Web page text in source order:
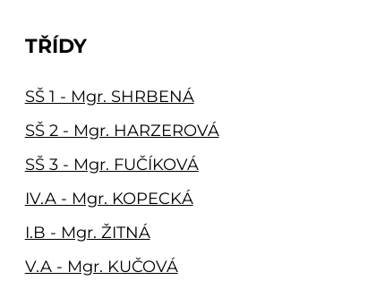
TŘÍDY
SŠ 1 - Mgr. SHRBENÁ
SŠ 2 - Mgr. HARZEROVÁ
SŠ 3 - Mgr. FUČÍKOVÁ
IV.A - Mgr. KOPECKÁ
I.B - Mgr. ŽITNÁ
V.A - Mgr. KUČOVÁ